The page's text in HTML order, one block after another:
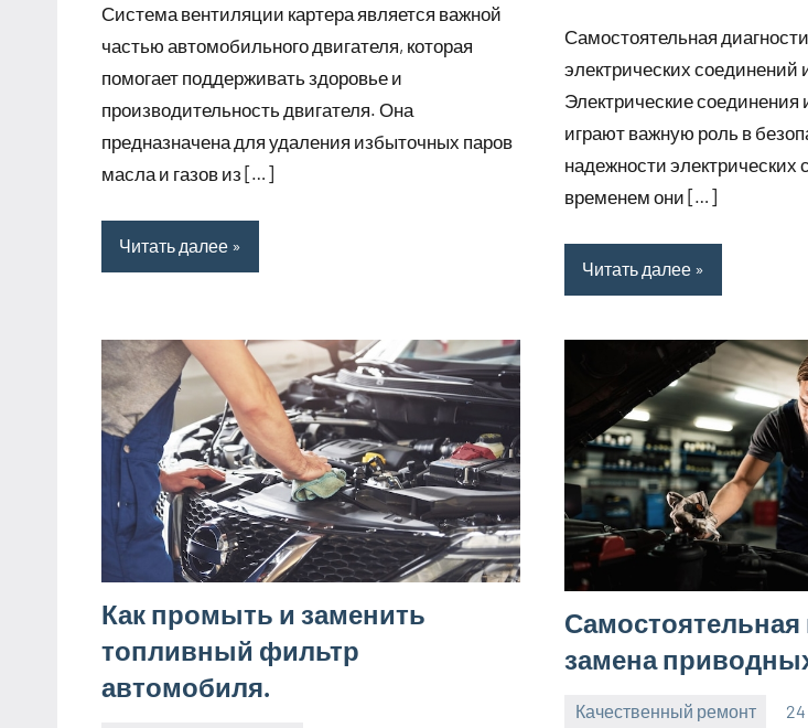
Система вентиляции картера является важной
частью автомобильного двигателя, которая
помогает поддерживать здоровье и
производительность двигателя. Она
предназначена для удаления избыточных паров
масла и газов из […]
Читать далее
Самостоятельная
электрических соединений
Электрические соединения
играют важную роль в
надежности электрических
временем они […]
Читать далее
Как промыть и заменить
топливный фильтр
автомобиля.
Самостоятельная
замена
Качественный ремонт